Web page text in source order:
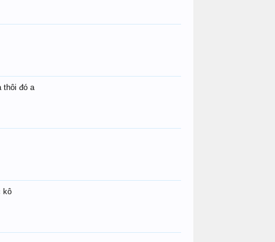
thôi đó a
kô